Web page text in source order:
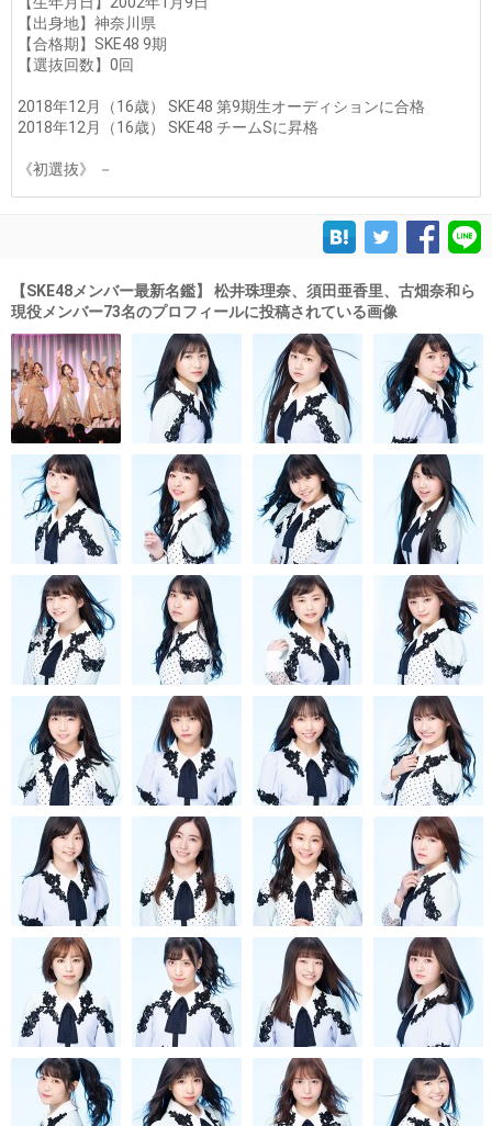
【出身地】神奈川県
【合格期】SKE48 9期
【選抜回数】0回
2018年12月（16歳） SKE48 第9期生オーディションに合格
2018年12月（16歳） SKE48 チームSに昇格
《初選抜》 －
【SKE48メンバー最新名鑑】 松井珠理奈、須田亜香里、古畑奈和ら
現役メンバー73名のプロフィールに投稿されている画像